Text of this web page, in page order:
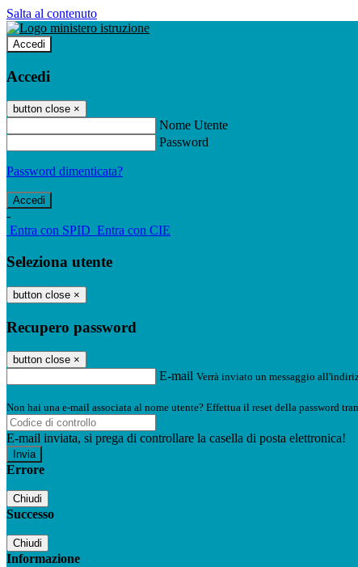
Salta al contenuto
Accedi
Accedi
button close ×
Nome Utente
Password
Password dimenticata?
-
Entra con SPID Entra con CIE
Seleziona utente
button close ×
Recupero password
button close ×
E-mail Verrà inviato un messaggio
Non hai una e-mail associata al nome utente? Effettua il reset della password
E-mail inviata, si prega di controllare la casella di posta elettronica!
Errore
Chiudi
Successo
Chiudi
Informazione